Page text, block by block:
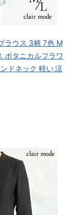
ラウス 3柄 7色 M
ボタニカルフラワ
ドネック 軽い 涼